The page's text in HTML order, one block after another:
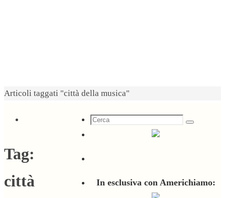
Home
Articoli taggati "città della musica"
Tag:
città
Cerca
Cerca
In esclusiva con Americhiamo: